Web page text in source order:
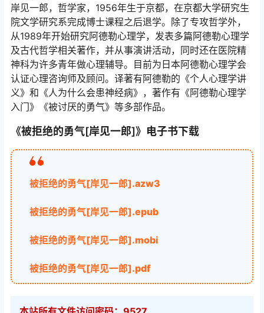
岸见一郎，哲学家，1956年生于京都，在京都大学研究生
院文学研究系完成博士课程之后退学。除了专攻哲学外，
从1989年开始研究阿德勒心理学，发表多篇阿德勒心理学
及古代哲学相关著作，并从事演讲活动，同时还在医院精
神科为许多青年做心理辅导。目前为日本阿德勒心理学会
认证心理咨询师及顾问。译著有阿德勒的《个人心理学讲
义》和《人为什么会患神经病》，著作有《阿德勒心理学
入门》《被讨厌的勇气》等多部作品。
《被拒绝的勇气[岸见一郎]》电子书下载
被拒绝的勇气[岸见一郎].azw3
被拒绝的勇气[岸见一郎].epub
被拒绝的勇气[岸见一郎].mobi
被拒绝的勇气[岸见一郎].pdf